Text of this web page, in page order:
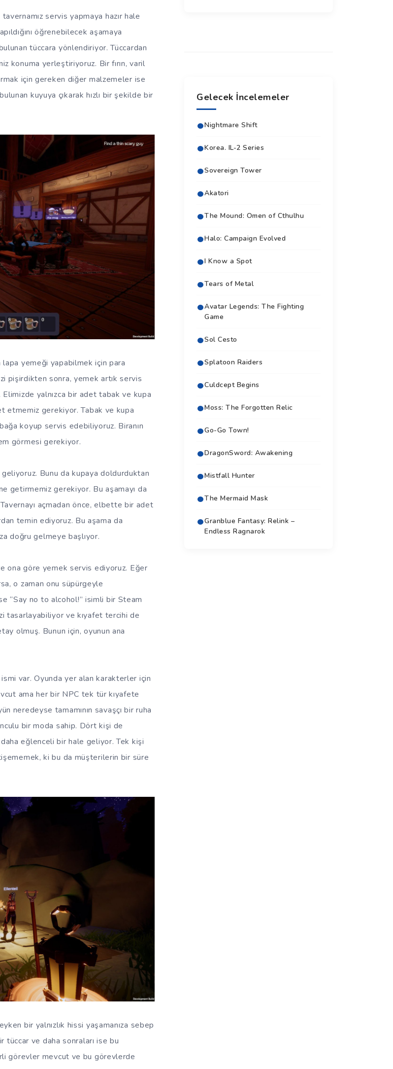
servis yapmaya hazır hale
öğrenebilecek aşamaya
tüccara yönlendiriyor. Tüccardan
konuma yerleştiriyoruz. Bir fırın, varil
için gereken diğer malzemeler ise
kuyuya çıkarak hızlı bir şekilde bir
yemeği yapabilmek için para
pişirdikten sonra, yemek artık servis
yalnızca bir adet tabak ve kupa
etmemiz gerekiyor. Tabak ve kupa
koyup servis edebiliyoruz. Biranın
görmesi gerekiyor.
Bunu da kupaya doldurduktan
getirmemiz gerekiyor. Bu aşamayı da
açmadan önce, elbette bir adet
temin ediyoruz. Bu aşama da
doğru gelmeye başlıyor.
ona göre yemek servis ediyoruz. Eğer
o zaman onu süpürgeyle
“Say no to alcohol!” isimli bir Steam
tasarlayabiliyor ve kıyafet tercihi de
olmuş. Bunun için, oyunun ana
var. Oyunda yer alan karakterler için
ama her bir NPC tek tür kıyafete
neredeyse tamamının savaşçı bir ruha
bir moda sahip. Dört kişi de
eğlenceli bir hale geliyor. Tek kişi
ki bu da müşterilerin bir süre
bir yalnızlık hissi yaşamanıza sebep
tüccar ve daha sonraları ise bu
görevler mevcut ve bu görevlerde
Gelecek İncelemeler
Nightmare Shift
Korea. IL-2 Series
Sovereign Tower
Akatori
The Mound: Omen of Cthulhu
Halo: Campaign Evolved
I Know a Spot
Tears of Metal
Avatar Legends: The Fighting
Game
Sol Cesto
Splatoon Raiders
Culdcept Begins
Moss: The Forgotten Relic
Go-Go Town!
DragonSword: Awakening
Mistfall Hunter
The Mermaid Mask
Granblue Fantasy: Relink –
Endless Ragnarok